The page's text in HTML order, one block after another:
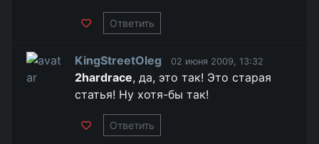
Ответить
KingStreetOleg 02 июня 2009, 13:32
2hardrace, да, это так! Это старая
статья! Ну хотя-бы так!
Ответить